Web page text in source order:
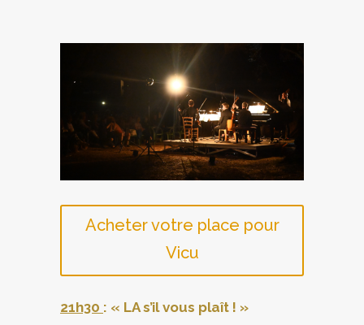
Acheter votre place pour
Vicu
21h30 : « LA s’il vous plaît ! »